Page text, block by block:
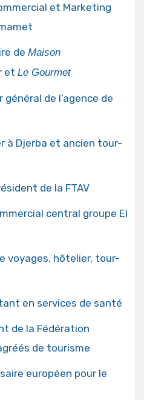
et Marketing
de Maison
et Le Gourmet
de l’agence de
à Djerba et ancien tour-
de la FTAV
central groupe El
voyages, hôtelier, tour-
en services de santé
de la Fédération
de tourisme
européen pour le